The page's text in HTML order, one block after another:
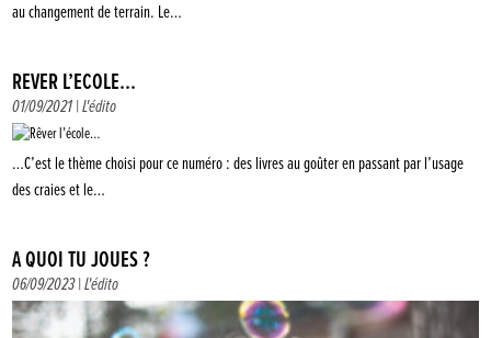
au changement de terrain. Le…
RÊVER L’ÉCOLE…
01/09/2021 |L'édito
…C’est le thème choisi pour ce numéro : des livres au goûter en passant par l’usage
des craies et le…
À QUOI TU JOUES ?
06/09/2023 |L'édito